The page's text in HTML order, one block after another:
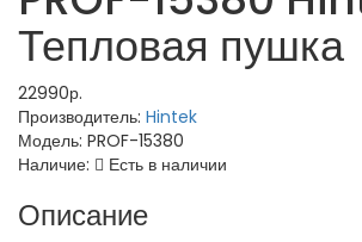
Тепловая пушка
22990р.
Производитель: Hintek
Модель: PROF-15380
Наличие:
Есть в наличии
Описание